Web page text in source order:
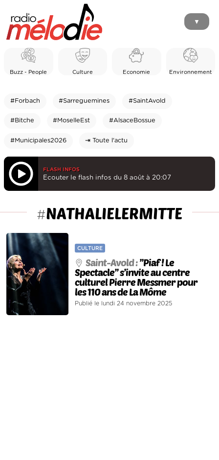
▼
Buzz - People Culture Economie Environnement
#Forbach #Sarreguemines #SaintAvold
#Bitche #MoselleEst #AlsaceBossue
#Municipales2026 ⇥ Toute l'actu
FLASH INFOS
Ecouter le flash infos du 8 août à 20:07
#NATHALIELERMITTE
CULTURE
Saint-Avold :’’Piaf ! Le
Spectacle’’ s’invite au centre
culturel Pierre Messmer pour
les 110 ans de La Môme
Publié le lundi 24 novembre 2025